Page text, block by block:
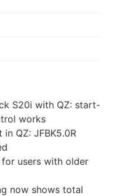
S20i with QZ: start-
works
QZ: JFBK5.0R
users with older
now shows total